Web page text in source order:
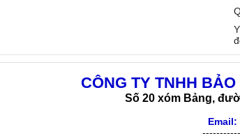
CÔNG TY TNHH
Số 20 xóm Bảng,